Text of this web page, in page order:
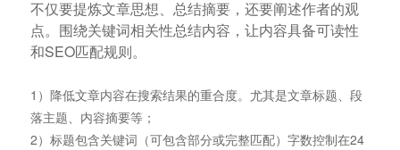
不仅要提炼文章思想、总结摘要，还要阐述作者的观
点。围绕关键词相关性总结内容，让内容具备可读性
和SEO匹配规则。
1）降低文章内容在搜索结果的重合度。尤其是文章标题、段
落主题、内容摘要等；
2）标题包含关键词（可包含部分或完整匹配）字数控制在24